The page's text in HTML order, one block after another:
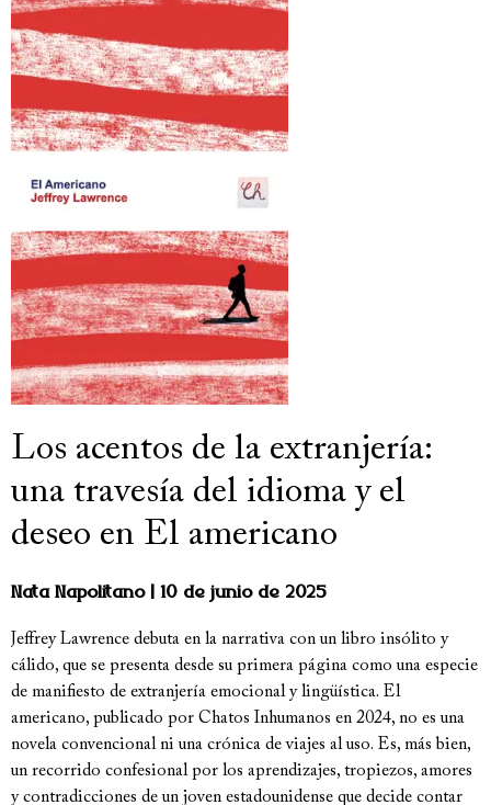
Los acentos de la extranjería:
una travesía del idioma y el
deseo en El americano
Nata Napolitano 10 de junio de 2025
Jeffrey Lawrence debuta en la narrativa con un libro insólito y
cálido, que se presenta desde su primera página como una especie
de manifiesto de extranjería emocional y lingüística. El
americano, publicado por Chatos Inhumanos en 2024, no es una
novela convencional ni una crónica de viajes al uso. Es, más bien,
un recorrido confesional por los aprendizajes, tropiezos, amores
y contradicciones de un joven estadounidense que decide contar